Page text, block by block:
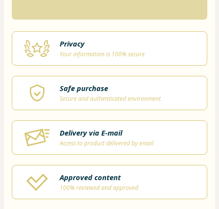
Privacy
Your information is 100% secure
Safe purchase
Secure and authenticated environment
Delivery via E-mail
Access to product delivered by email
Approved content
100% reviewed and approved